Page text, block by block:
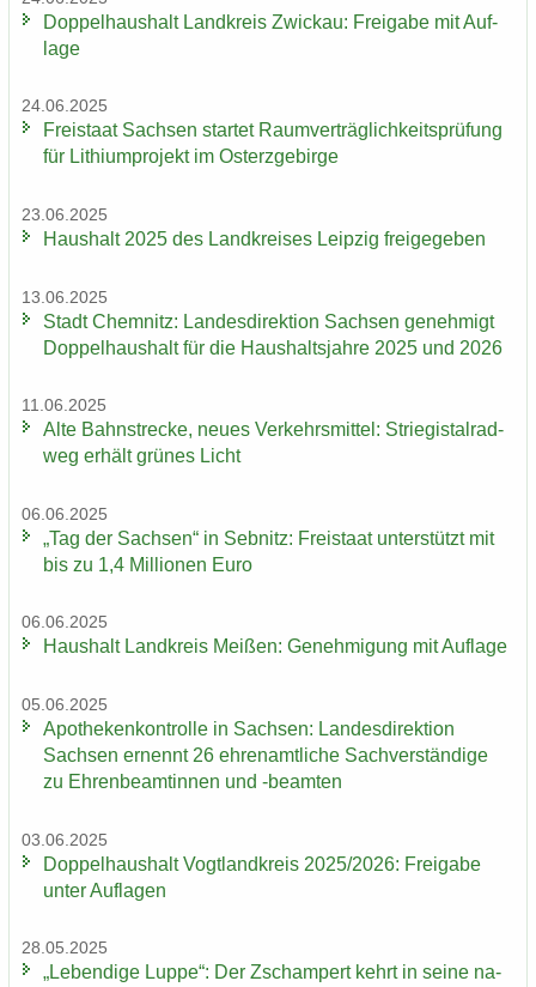
Dop­pel­haus­halt Land­kreis Zwi­ckau: Frei­ga­be mit Auf­
la­ge
24.06.2025
Frei­staat Sach­sen star­tet Ra­um­ver­träg­lich­keits­prü­fung
für Li­thi­um­pro­jekt im Ost­erz­ge­bir­ge
23.06.2025
Haus­halt 2025 des Land­krei­ses Leip­zig frei­ge­ge­ben
13.06.2025
Stadt Chem­nitz: Lan­des­di­rek­ti­on Sach­sen ge­neh­migt
Dop­pel­haus­halt für die Haus­halts­jah­re 2025 und 2026
11.06.2025
Alte Bahn­stre­cke, neues Ver­kehrs­mit­tel: Strie­gi­st­al­rad­
weg er­hält grü­nes Licht
06.06.2025
„Tag der Sach­sen“ in Seb­nitz: Frei­staat un­ter­stützt mit
bis zu 1,4 Mil­lio­nen Euro
06.06.2025
Haus­halt Land­kreis Mei­ßen: Ge­neh­mi­gung mit Auf­la­ge
05.06.2025
Apo­the­ken­kon­trol­le in Sach­sen: Lan­des­di­rek­ti­on
Sach­sen er­nennt 26 eh­ren­amt­li­che Sach­ver­stän­di­ge
zu Eh­ren­be­am­tin­nen und -​beamten
03.06.2025
Dop­pel­haus­halt Vogt­land­kreis 2025/2026: Frei­ga­be
unter Auf­la­gen
28.05.2025
„Le­ben­di­ge Luppe“: Der Zscham­pert kehrt in seine na­